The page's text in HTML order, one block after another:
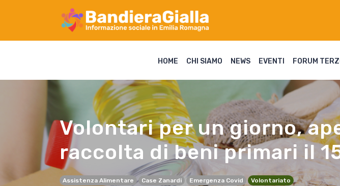
HOME CHI SIAMO NEWS EVENTI FORUM
Volontari per un giorno,
raccolta di beni primari il
Assistenza Alimentare Case Zanardi Emergenza Covid Volontariato